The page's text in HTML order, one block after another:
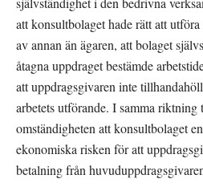
att konsultbolaget hade rätt att
av annan än ägaren, att bolaget
åtagna uppdraget bestämde
att uppdragsgivaren inte
arbetets utförande. I samma riktning
omständigheten att konsultbolaget
ekonomiska risken för att
betalning från